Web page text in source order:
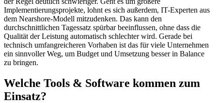
Implementierungsprojekte, lohnt es sich außerdem, IT-Experten aus
dem Nearshore-Modell mitzudenken. Das kann den
durchschnittlichen Tagessatz spürbar beeinflussen, ohne dass die
Qualität der Leistung automatisch schlechter wird. Gerade bei
technisch umfangreicheren Vorhaben ist das für viele Unternehmen
ein sinnvoller Weg, um Budget und Umsetzung besser in Balance
zu bringen.
Welche Tools & Software kommen zum
Einsatz?